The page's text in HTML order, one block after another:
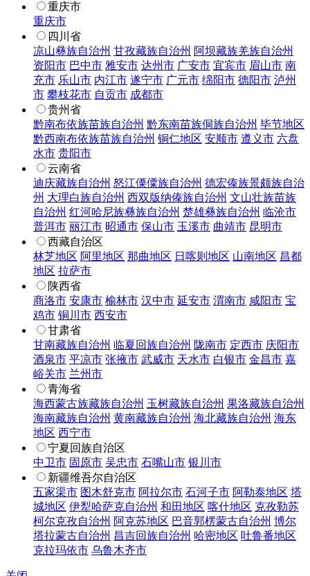
重庆市
重庆市
四川省
凉山彝族自治州 甘孜藏族自治州 阿坝藏族羌族自治州
资阳市 巴中市 雅安市 达州市 广安市 宜宾市 眉山市 南
充市 乐山市 内江市 遂宁市 广元市 绵阳市 德阳市 泸州
市 攀枝花市 自贡市 成都市
贵州省
黔南布依族苗族自治州 黔东南苗族侗族自治州 毕节地区
黔西南布依族苗族自治州 铜仁地区 安顺市 遵义市 六盘
水市 贵阳市
云南省
迪庆藏族自治州 怒江傈僳族自治州 德宏傣族景颇族自治
州 大理白族自治州 西双版纳傣族自治州 文山壮族苗族
自治州 红河哈尼族彝族自治州 楚雄彝族自治州 临沧市
普洱市 丽江市 昭通市 保山市 玉溪市 曲靖市 昆明市
西藏自治区
林芝地区 阿里地区 那曲地区 日喀则地区 山南地区 昌都
地区 拉萨市
陕西省
商洛市 安康市 榆林市 汉中市 延安市 渭南市 咸阳市 宝
鸡市 铜川市 西安市
甘肃省
甘南藏族自治州 临夏回族自治州 陇南市 定西市 庆阳市
酒泉市 平凉市 张掖市 武威市 天水市 白银市 金昌市 嘉
峪关市 兰州市
青海省
海西蒙古族藏族自治州 玉树藏族自治州 果洛藏族自治州
海南藏族自治州 黄南藏族自治州 海北藏族自治州 海东
地区 西宁市
宁夏回族自治区
中卫市 固原市 吴忠市 石嘴山市 银川市
新疆维吾尔自治区
五家渠市 图木舒克市 阿拉尔市 石河子市 阿勒泰地区 塔
城地区 伊犁哈萨克自治州 和田地区 喀什地区 克孜勒苏
柯尔克孜自治州 阿克苏地区 巴音郭楞蒙古自治州 博尔
塔拉蒙古自治州 昌吉回族自治州 哈密地区 吐鲁番地区
克拉玛依市 乌鲁木齐市